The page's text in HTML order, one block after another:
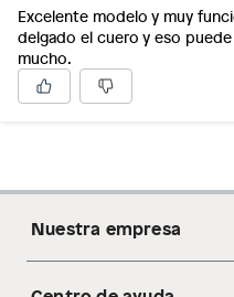
Excelente modelo y muy
delgado el cuero y eso
mucho.
Nuestra empresa